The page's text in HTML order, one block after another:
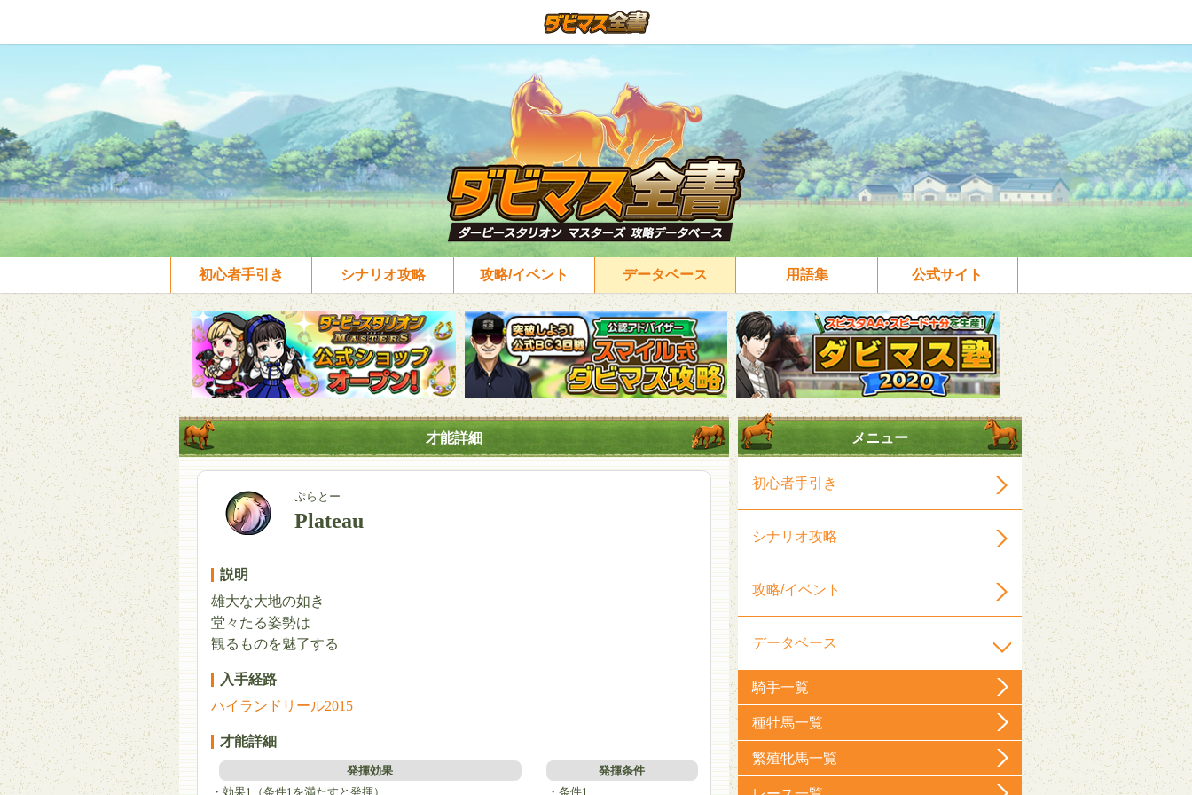
初心者手引き シナリオ攻略 攻略/イベント データベース 用語集 公式サイト
才能詳細
ぷらとー
Plateau
説明
雄大な大地の如き
堂々たる姿勢は
観るものを魅了する
入手経路
ハイランドリール2015
才能詳細
発揮効果
・効果1（条件1を満たすと発揮）
発揮条件
・条件1
メニュー
初心者手引き
シナリオ攻略
攻略/イベント
データベース
騎手一覧
種牡馬一覧
繁殖牝馬一覧